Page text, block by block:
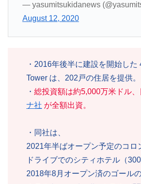
— yasumitsukidanews
August 12, 2020
・2016年後半に建設を開始した
Tower は、202戸の住居を提供。
・ 総投資額は約5,000万米ドル
ナ社 が全額出資。
・同社は、
2021年半ばオープン予定のコロ
ドライブでのシティホテル（300
2018年8月オープン済のゴール